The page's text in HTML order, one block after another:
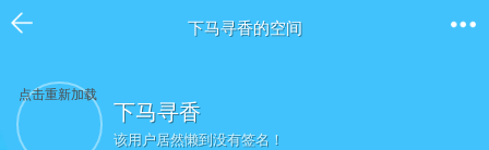
下马寻香的空间
点击重新加载
下马寻香
该用户居然懒到没有签名！